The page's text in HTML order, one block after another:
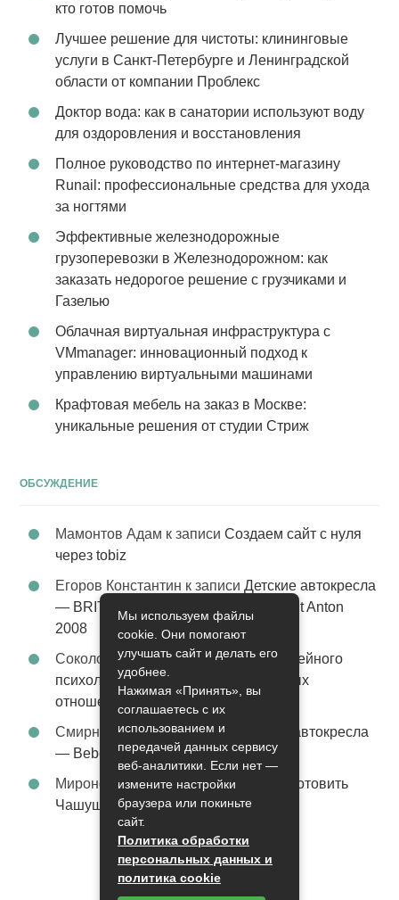
кто готов помочь
Лучшее решение для чистоты: клининговые
услуги в Санкт-Петербурге и Ленинградской
области от компании Проблекс
Доктор вода: как в санатории используют воду
для оздоровления и восстановления
Полное руководство по интернет-магазину
Runail: профессиональные средства для ухода
за ногтями
Эффективные железнодорожные
грузоперевозки в Железнодорожном: как
заказать недорогое решение с грузчиками и
Газелью
Облачная виртуальная инфраструктура с
VMmanager: инновационный подход к
управлению виртуальными машинами
Крафтовая мебель на заказ в Москве:
уникальные решения от студии Стриж
ОБСУЖДЕНИЕ
Мамонтов Адам к записиСоздаем сайт с нуля
через tobiz
Егоров Константин к записиДетские автокресла
— BRITAX Evolva 1-2-3 (1-2-3) цвет St Anton
2008
Соколова Эльзак записиУслуги семейного
психолога – стабильность в семейных
отношениях
Смирнова Грацияк записи
Детские автокресла
— Bebe Confort Moby цвет Orange
Миронов Никифорк записи
Как приготовить
Чашушули
Мы используем файлы
cookie. Они помогают
улучшать сайт и делать его
удобнее.
Нажимая «Принять», вы
соглашаетесь с их
использованием и
передачей данных сервису
веб-аналитики. Если нет —
измените настройки
браузера или покиньте
сайт.
Политика обработки
персональных данных и
политика cookie